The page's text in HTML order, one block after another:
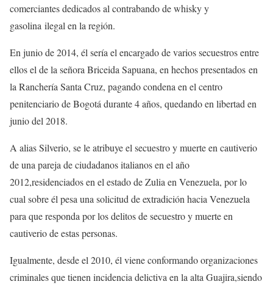
comerciantes dedicados al contrabando de whisky y
gasolina ilegal en la región.
En junio de 2014, él sería el encargado de varios secuestros entre
ellos el de la señora Briceida Sapuana, en hechos presentados en
la Ranchería Santa Cruz, pagando condena en el centro
penitenciario de Bogotá durante 4 años, quedando en libertad en
junio del 2018.
A alias Silverio, se le atribuye el secuestro y muerte en cautiverio
de una pareja de ciudadanos italianos en el año
2012,residenciados en el estado de Zulia en Venezuela, por lo
cual sobre él pesa una solicitud de extradición hacia Venezuela
para que responda por los delitos de secuestro y muerte en
cautiverio de estas personas.
Igualmente, desde el 2010, él viene conformando organizaciones
criminales que tienen incidencia delictiva en la alta Guajira,siendo